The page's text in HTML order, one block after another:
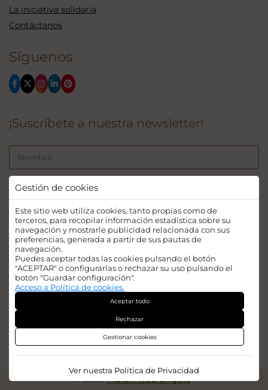
Gestión de cookies
Este sitio web utiliza cookies, tanto propias como de
terceros, para recopilar información estadística sobre su
navegación y mostrarle publicidad relacionada con sus
preferencias, generada a partir de sus pautas de
navegación.
Puedes aceptar todas las cookies pulsando el botón
"ACEPTAR" o configurarlas o rechazar su uso pulsando el
botón "Guardar configuración".
Acceso a Política de cookies.
Aceptar todo
Rechazar
Gestionar cookies
Ver nuestra Política de Privacidad
La iniciativa solidaria
Contáctanos
Síguenos
¡Suscríbete a nuestra newsletter!
Acepto las condiciones legales
Financiado por la Unión Europea - NextGenerationEU. Sin embargo, los
puntos de vista y las opiniones expresadas son únicamente los del autor o
autores y no reflejan necesariamente los de la Unión Europea o la Comisión
Europea. Ni la Unión Europea ni la Comisión Europea pueden ser
consideradas responsables de las mismas.
© 2026 Iridian Web Engine